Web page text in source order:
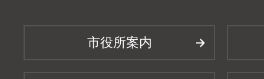
市役所案内